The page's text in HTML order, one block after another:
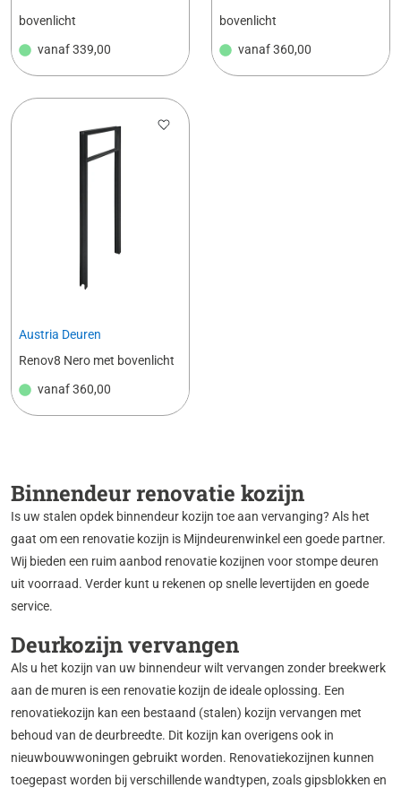
bovenlicht
vanaf339,00
bovenlicht
vanaf360,00
Austria Deuren
Renov8 Nero met bovenlicht
vanaf360,00
Binnendeur renovatie kozijn
Is uw stalen opdek binnendeur kozijn toe aan vervanging? Als het
gaat om een renovatie kozijn is Mijndeurenwinkel een goede partner.
Wij bieden een ruim aanbod renovatie kozijnen voor stompe deuren
uit voorraad. Verder kunt u rekenen op snelle levertijden en goede
service.
Deurkozijn vervangen
Als u het kozijn van uw binnendeur wilt vervangen zonder breekwerk
aan de muren is een renovatie kozijn de ideale oplossing. Een
renovatiekozijn kan een bestaand (stalen) kozijn vervangen met
behoud van de deurbreedte. Dit kozijn kan overigens ook in
nieuwbouwwoningen gebruikt worden. Renovatiekozijnen kunnen
toegepast worden bij verschillende wandtypen, zoals gipsblokken en